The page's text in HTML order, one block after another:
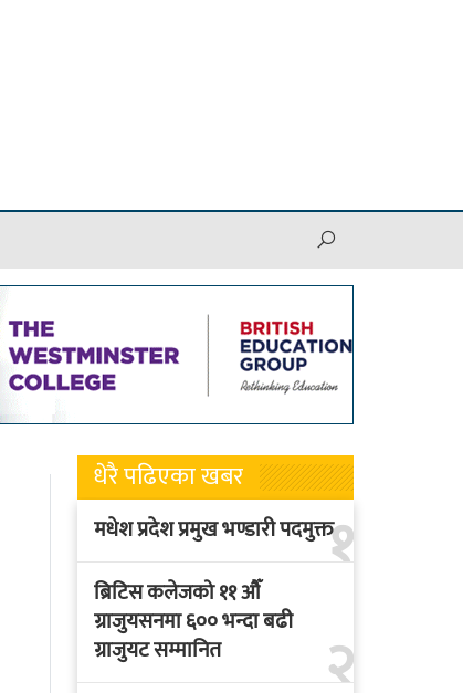
धेरै पढिएका खबर
१
मधेश प्रदेश प्रमुख भण्डारी पदमुक्त
२
ब्रिटिस कलेजको ११ औँ
ग्राजुयसनमा ६०० भन्दा बढी
ग्राजुयट सम्मानित